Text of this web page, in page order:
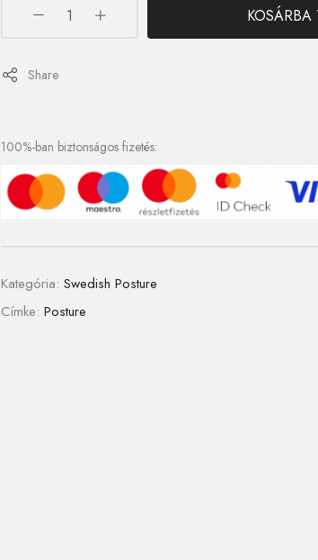
KOSÁRBA
Share
100%-ban biztonságos fizetés:
Kategória: Swedish Posture
Címke: Posture